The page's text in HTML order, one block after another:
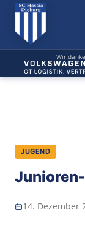
Wir
JUGEND
14. Dezember